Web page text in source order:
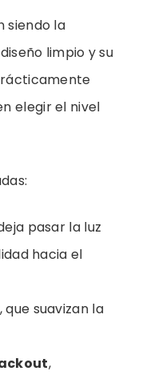
siendo la
limpio y su
elegir el nivel
pasar la luz
hacia el
, que suavizan la
,